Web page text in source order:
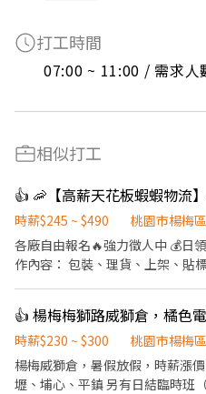
打工時間
07:00 ~ 11:00 / 需求人
相似打工
時薪$245 ~ $490
桃園市楊梅區
各廠自由報名🔥強力徵人中 💰日領1920~3920 / 時薪245~495 🧡工
作內容： 包裝、理貨、上架、貼
大園區建國路000號 高鐵:桃園市中壢區高鐵南路四段000號 🕘 威獅
倉 早班｜ 08:00－17:00 晚班｜
🕘楊梅倉 早班｜08:00－17:00 晚
09:00 🕘大園 早班｜09:00-18:00 晚班｜15:00-00:00 晚八｜20:00-
時薪$230 ~ $300
桃園市楊梅區
楊梅威獅倉，暑假放假，時薪漲價 8月最
壢、埔心、平鎮 另有日結臨時班（24小時入薪水） 可短期、可兼差